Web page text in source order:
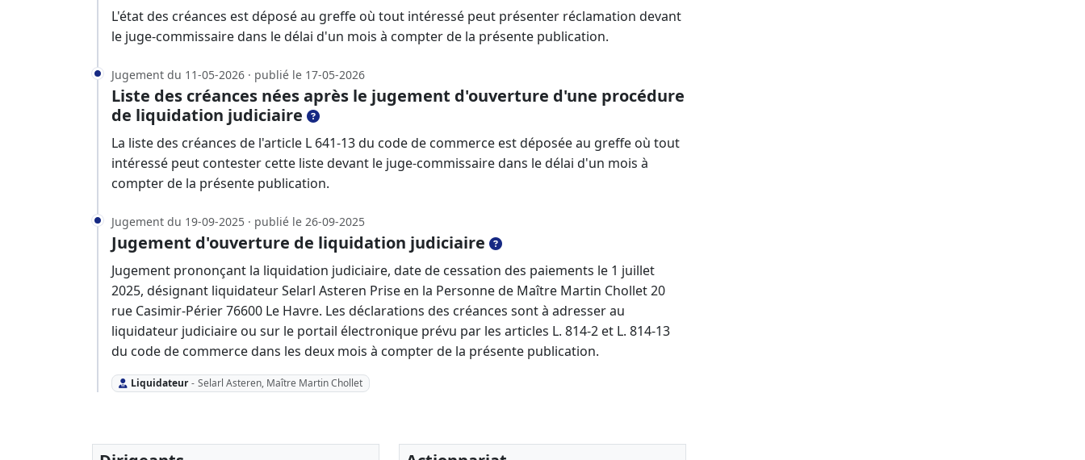
L'état des créances est déposé au greffe où tout intéressé peut présenter réclamation devant
le juge-commissaire dans le délai d'un mois à compter de la présente publication.
Jugement du 11-05-2026 · publié le 17-05-2026
Liste des créances nées après le jugement d'ouverture d'une procédure
de liquidation judiciaire
La liste des créances de l'article L 641-13 du code de commerce est déposée au greffe où tout
intéressé peut contester cette liste devant le juge-commissaire dans le délai d'un mois à
compter de la présente publication.
Jugement du 19-09-2025 · publié le 26-09-2025
Jugement d'ouverture de liquidation judiciaire
Jugement prononçant la liquidation judiciaire, date de cessation des paiements le 1 juillet
2025, désignant liquidateur Selarl Asteren Prise en la Personne de Maître Martin Chollet 20
rue Casimir-Périer 76600 Le Havre. Les déclarations des créances sont à adresser au
liquidateur judiciaire ou sur le portail électronique prévu par les articles L. 814-2 et L. 814-13
du code de commerce dans les deux mois à compter de la présente publication.
Liquidateur - Selarl Asteren, Maître Martin Chollet